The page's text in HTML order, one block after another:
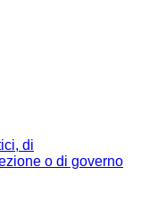
di
o di governo